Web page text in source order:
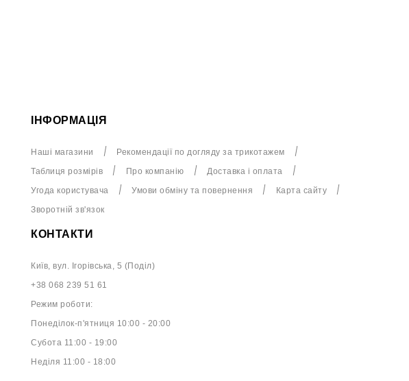
ІНФОРМАЦІЯ
Наші магазини
Рекомендації по догляду за трикотажем
Таблиця розмірів
Про компанію
Доставка і оплата
Угода користувача
Умови обміну та повернення
Карта сайту
Зворотній зв'язок
КОНТАКТИ
Київ, вул. Ігорівська, 5 (Поділ)
+38 068 239 51 61
Режим роботи:
Понеділок-п'ятниця 10:00 - 20:00
Субота 11:00 - 19:00
Неділя 11:00 - 18:00